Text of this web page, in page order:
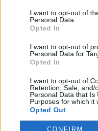
I want to opt-out of
Personal Data.
Opted In
I want to opt-out of
Personal Data for
Opted In
I want to opt-out of
Retention, Sale, and/
Personal Data that Is
Purposes for which it
Opted Out
CONFIRM
Lebende
Beiträge:
Bela486
Lebende
cooley
Lebende
Beiträge:
KleinBrain